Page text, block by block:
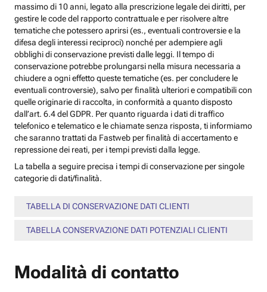
massimo di 10 anni, legato alla prescrizione legale dei diritti, per
gestire le code del rapporto contrattuale e per risolvere altre
tematiche che potessero aprirsi (es., eventuali controversie e la
difesa degli interessi reciproci) nonché per adempiere agli
obblighi di conservazione previsti dalle leggi. Il tempo di
conservazione potrebbe prolungarsi nella misura necessaria a
chiudere a ogni effetto queste tematiche (es. per concludere le
eventuali controversie), salvo per finalità ulteriori e compatibili con
quelle originarie di raccolta, in conformità a quanto disposto
dall’art. 6.4 del GDPR. Per quanto riguarda i dati di traffico
telefonico e telematico e le chiamate senza risposta, ti informiamo
che saranno trattati da Fastweb per finalità di accertamento e
repressione dei reati, per i tempi previsti dalla legge.
La tabella a seguire precisa i tempi di conservazione per singole
categorie di dati/finalità.
TABELLA DI CONSERVAZIONE DATI CLIENTI
TABELLA CONSERVAZIONE DATI POTENZIALI CLIENTI
Modalità di contatto